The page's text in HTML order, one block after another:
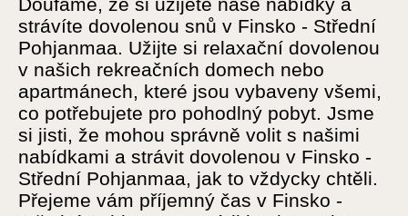
strávíte dovolenou snů v Finsko - Střední
Pohjanmaa. Užijte si relaxační dovolenou
v našich rekreačních domech nebo
apartmánech, které jsou vybaveny všemi,
co potřebujete pro pohodlný pobyt. Jsme
si jisti, že mohou správně volit s našimi
nabídkami a strávit dovolenou v Finsko -
Střední Pohjanmaa, jak to vždycky chtěli.
Přejeme vám příjemný čas v Finsko -